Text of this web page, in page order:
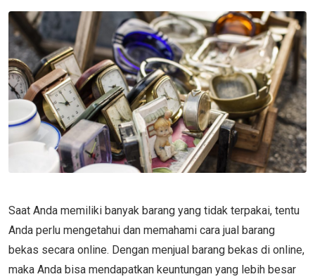
Email
Saat Anda memiliki banyak barang yang tidak terpakai, tentu
Anda perlu mengetahui dan memahami cara jual barang
bekas secara online. Dengan menjual barang bekas di online,
maka Anda bisa mendapatkan keuntungan yang lebih besar